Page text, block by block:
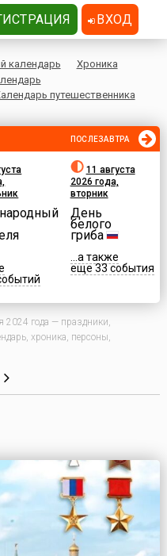
календарь
Хроника
путешественника
ПОСЛЕЗАВТРА
11 августа
2026 года,
вторник
День
белого
гриба
...а также
еще 33 события
2024 года — праздники,
хроника, персоны,
ВХОД